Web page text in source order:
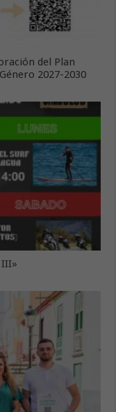
del Plan
2027-2030